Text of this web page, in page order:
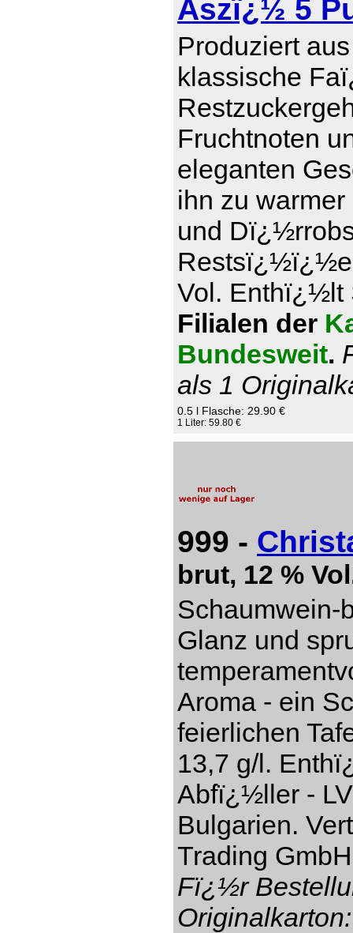
Aszï¿½ 5
Produziert
klassische
Fruchtnoten
eleganten
ihn zu
und
Restsï¿½ï¿½e
Vol. Enthï¿½lt
Filialen der
Bundesweit.
als 1
0.5 l Flasche: 29.90 €
1 Liter: 59.80 €
999 -
brut, 12 %
Schaumwein-
Glanz und
Aroma - ein
feierlichen
13,7 g/l.
Abfï¿½ller -
Bulgarien.
Trading
Fï¿½r
Originalkarton: